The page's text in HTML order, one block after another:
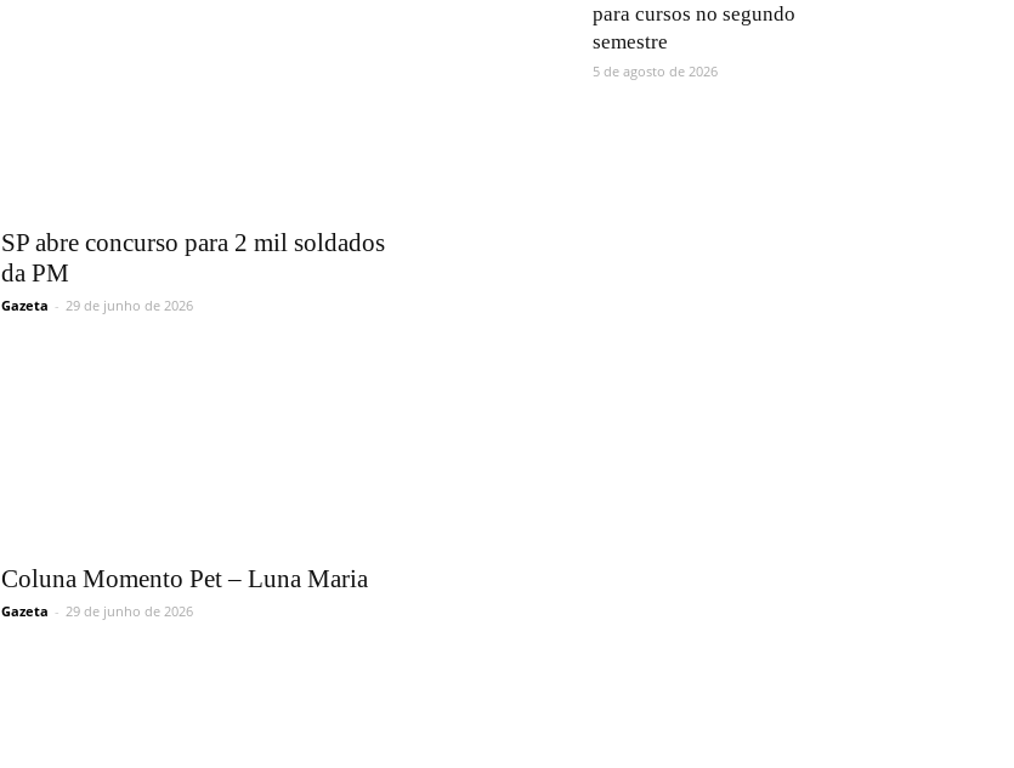
SP abre concurso para 2 mil soldados
da PM
Gazeta - 29 de junho de 2026
Coluna Momento Pet – Luna Maria
Gazeta - 29 de junho de 2026
para cursos no segundo
semestre
5 de agosto de 2026